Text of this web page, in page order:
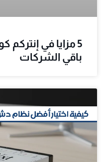
5 مزايا في
باقي الشركات